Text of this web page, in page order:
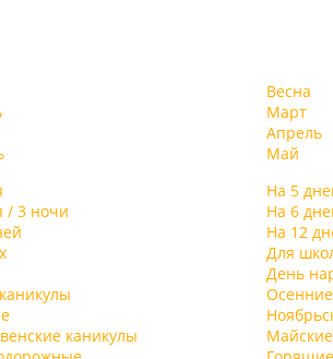
скважина с минеральной водой,
по своим качествам и составу с водой
моря.
7-этажный корпус, постройки 1976 г.,
на 300 человек. Корпус «люкс» – 2-
здание в классическом стиле дворцовой
ХIХ века. Просторные холлы, зимние сады,
картинные галереи,
номера со всеми
к приятному отдыху и
сил и здоровья. Для
и спокойного отдыха
коттеджи,
в лесу.
санатория организовано
питание: в большом корпусе по
стола», в маленьком корпусе –
Весна
Март
Апрель
Май
На 5
/ 3 ночи
На 6
На 12
Для
День
каникулы